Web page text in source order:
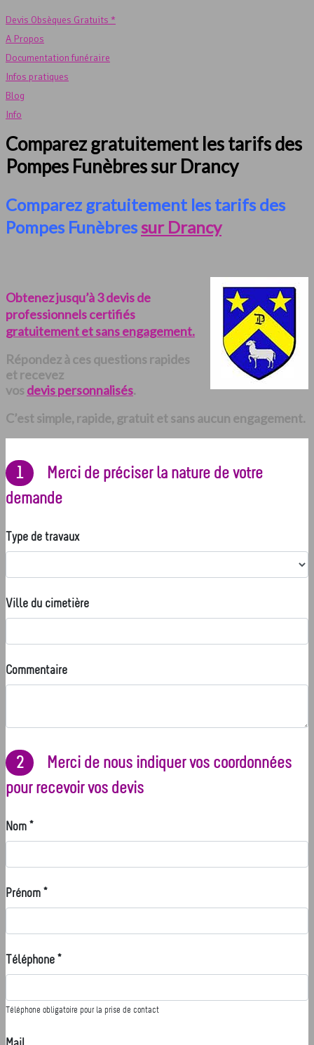
Devis Obsèques Gratuits *
A Propos
Documentation funéraire
Infos pratiques
Blog
Info
Comparez gratuitement les tarifs des
Pompes Funèbres sur Drancy
Comparez gratuitement les tarifs des
Pompes Funèbres sur Drancy
Obtenez jusqu’à 3 devis de
professionnels certifiés
gratuitement et sans engagement.
Répondez à ces questions rapides
et recevez
vos devis personnalisés.
C’est simple, rapide, gratuit et sans aucun engagement.